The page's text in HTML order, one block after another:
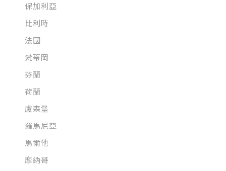
保加利亞
比利時
法國
梵蒂岡
芬蘭
荷蘭
盧森堡
羅馬尼亞
馬爾他
摩納哥